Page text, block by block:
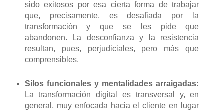
sido exitosos por esa cierta forma de trabajar
que, precisamente, es desafiada por la
transformación y que se les pide que
abandonen. La desconfianza y la resistencia
resultan, pues, perjudiciales, pero más que
comprensibles.
Silos funcionales y mentalidades arraigadas:
La transformación digital es transversal y, en
general, muy enfocada hacia el cliente en lugar